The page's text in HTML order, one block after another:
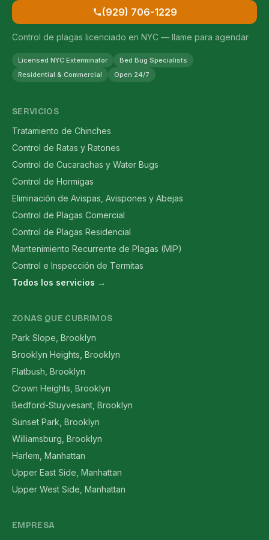
(929) 706-1229
Control de plagas licenciado en NYC — llame para agendar
Licensed NYC Exterminator
Bed Bug Specialists
Residential & Commercial
Open 24/7
SERVICIOS
Tratamiento de Chinches
Control de Ratas y Ratones
Control de Cucarachas y Water Bugs
Control de Hormigas
Eliminación de Avispas, Avispones y Abejas
Control de Plagas Comercial
Control de Plagas Residencial
Mantenimiento Recurrente de Plagas (MIP)
Control e Inspección de Termitas
Todos los servicios →
ZONAS QUE CUBRIMOS
Park Slope, Brooklyn
Brooklyn Heights, Brooklyn
Flatbush, Brooklyn
Crown Heights, Brooklyn
Bedford-Stuyvesant, Brooklyn
Sunset Park, Brooklyn
Williamsburg, Brooklyn
Harlem, Manhattan
Upper East Side, Manhattan
Upper West Side, Manhattan
EMPRESA